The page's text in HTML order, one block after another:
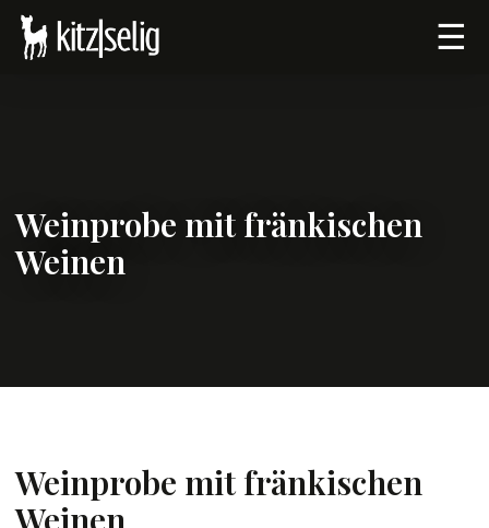
☰
Weinprobe mit fränkischen
Weinen
Weinprobe mit fränkischen
Weinen